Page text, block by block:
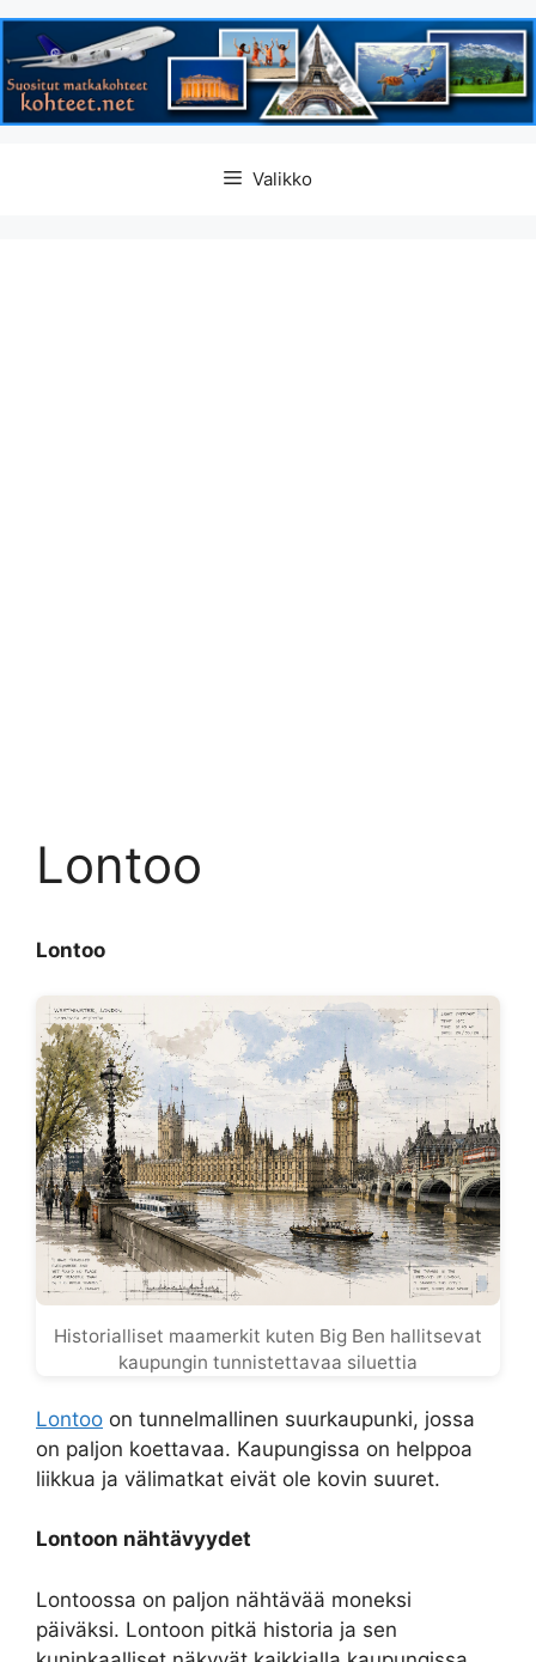
Valikko
Lontoo
Lontoo
Historialliset maamerkit kuten Big Ben hallitsevat
kaupungin tunnistettavaa siluettia
Lontoo on tunnelmallinen suurkaupunki, jossa
on paljon koettavaa. Kaupungissa on helppoa
liikkua ja välimatkat eivät ole kovin suuret.
Lontoon nähtävyydet
Lontoossa on paljon nähtävää moneksi
päiväksi. Lontoon pitkä historia ja sen